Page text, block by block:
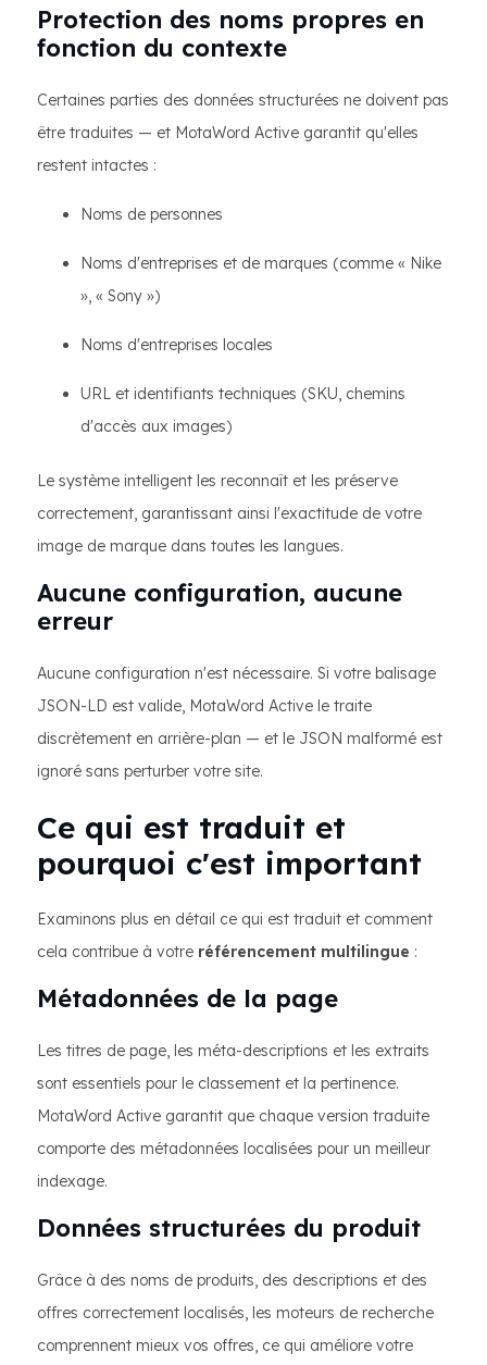
Protection des noms propres en
fonction du contexte
Certaines parties des données structurées ne doivent pas
être traduites — et MotaWord Active garantit qu'elles
restent intactes :
Noms de personnes
Noms d'entreprises et de marques (comme « Nike
», « Sony »)
Noms d'entreprises locales
URL et identifiants techniques (SKU, chemins
d'accès aux images)
Le système intelligent les reconnaît et les préserve
correctement, garantissant ainsi l'exactitude de votre
image de marque dans toutes les langues.
Aucune configuration, aucune
erreur
Aucune configuration n'est nécessaire. Si votre balisage
JSON-LD est valide, MotaWord Active le traite
discrètement en arrière-plan — et le JSON malformé est
ignoré sans perturber votre site.
Ce qui est traduit et
pourquoi c'est important
Examinons plus en détail ce qui est traduit et comment
cela contribue à votre référencement multilingue :
Métadonnées de la page
Les titres de page, les méta-descriptions et les extraits
sont essentiels pour le classement et la pertinence.
MotaWord Active garantit que chaque version traduite
comporte des métadonnées localisées pour un meilleur
indexage.
Données structurées du produit
Grâce à des noms de produits, des descriptions et des
offres correctement localisés, les moteurs de recherche
comprennent mieux vos offres, ce qui améliore votre